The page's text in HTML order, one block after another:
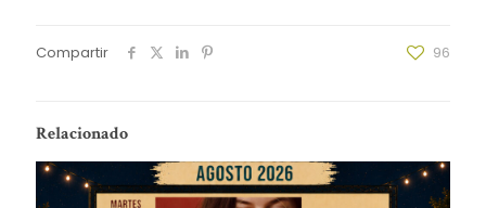
Compartir 96
Relacionado